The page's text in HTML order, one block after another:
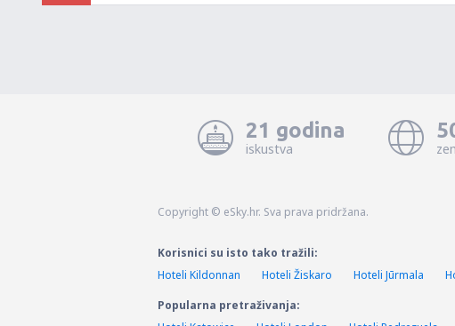
21 godina
iskustva
Copyright © eSky.hr. Sva prava pridržana.
Korisnici su isto tako tražili:
Hoteli Kildonnan
Hoteli Žiskaro Hoteli Jūrmala
Popularna pretraživanja: